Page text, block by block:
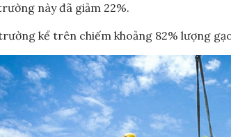
này đã giảm 22%.
kể trên chiếm khoảng 82% lượng